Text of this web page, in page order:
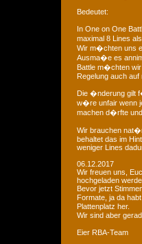
Bedeutet:
In One on One
maximal 8 Lines
Wir m�chten uns
Ausma�e es
Battle m�chten wir
Regelung auch auf
Die �nderung gilt
w�re unfair wenn
machen d�rfte und
Wir brauchen
behaltet das im
weniger Lines
06.12.2017
Wir freuen uns,
hochgeladen
Bevor jetzt
Formate, ja da
Plattenplatz her.
Wir sind aber
Eier RBA-Team